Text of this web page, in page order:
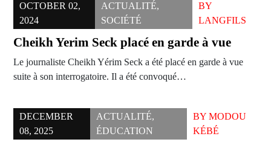
OCTOBER 02,
2024
ACTUALITÉ,
SOCIÉTÉ
BY
LANGFILS
Cheikh Yerim Seck placé en garde à vue
Le journaliste Cheikh Yérim Seck a été placé en garde à vue
suite à son interrogatoire. Il a été convoqué…
DECEMBER
08, 2025
ACTUALITÉ,
ÉDUCATION
BY MODOU
KÉBÉ